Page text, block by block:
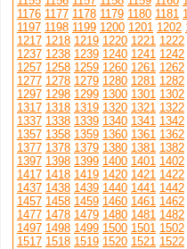
1176 1177 1178 1179 1180 1181
1197 1198 1199 1200 1201 1202
1217 1218 1219 1220 1221 1222
1237 1238 1239 1240 1241 1242
1257 1258 1259 1260 1261 1262
1277 1278 1279 1280 1281 1282
1297 1298 1299 1300 1301 1302
1317 1318 1319 1320 1321 1322
1337 1338 1339 1340 1341 1342
1357 1358 1359 1360 1361 1362
1377 1378 1379 1380 1381 1382
1397 1398 1399 1400 1401 1402
1417 1418 1419 1420 1421 1422
1437 1438 1439 1440 1441 1442
1457 1458 1459 1460 1461 1462
1477 1478 1479 1480 1481 1482
1497 1498 1499 1500 1501 1502
1517 1518 1519 1520 1521 1522